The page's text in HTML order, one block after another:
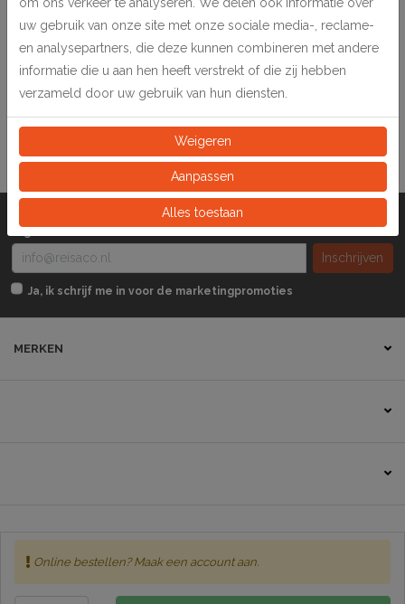
Online bestellen? Maak een account aan.
Specificaties
Artikelnummer 335080
Eeinheid Stuk
Wilt u op de hoogte blijven? Schrijft u zich dan in voor onze
digitale nieuwsbrief!
Inschrijven
Ja, ik schrijf me in voor de marketingpromoties
MERKEN
Sitemap Disclaimer Algemene voorwaarden Privacybeleid
om ons verkeer te analyseren. We delen ook informatie over
uw gebruik van onze site met onze sociale media-, reclame-
en analysepartners, die deze kunnen combineren met andere
informatie die u aan hen heeft verstrekt of die zij hebben
verzameld door uw gebruik van hun diensten.
Weigeren
Aanpassen
Alles toestaan